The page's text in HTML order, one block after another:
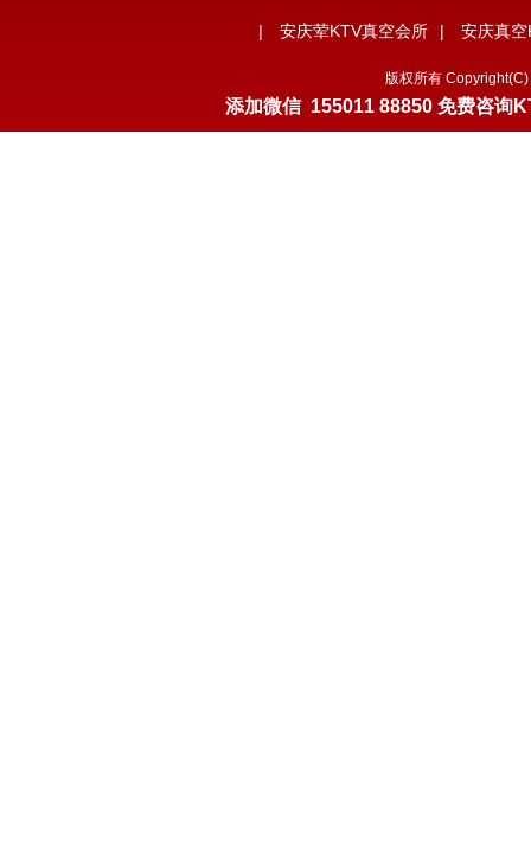
| 安庆荤KTV真空会所 | 安庆真
版权所有
添加微信 155011 88850免费咨询